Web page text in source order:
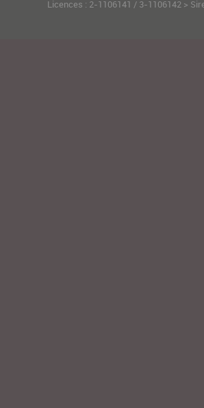
Licences : 2-1106141 / 3-1106142 >